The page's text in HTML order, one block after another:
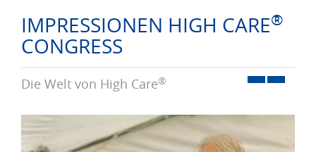
IMPRESSIONEN HIGH CARE®
CONGRESS
Die Welt von High Care®